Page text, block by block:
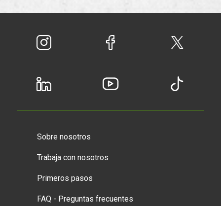
Sobre nosotros
Trabaja con nosotros
Primeros pasos
FAQ - Preguntas frecuentes